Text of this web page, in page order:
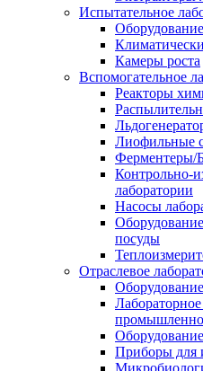
Испытательное
Камеры роста
Вспомогательное
Реакторы
Лиофильные
Ферментеры/
Контрольно-
лаборатории
Насосы
посуды
Отраслевое
Приборы для